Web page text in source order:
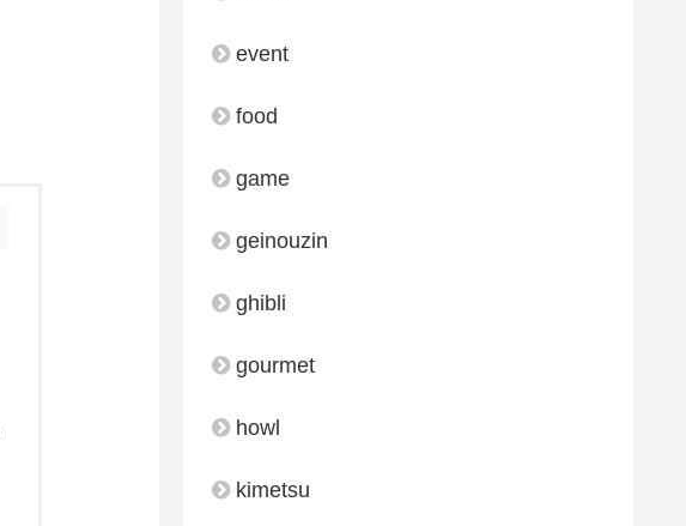
event
food
game
geinouzin
ghibli
gourmet
howl
kimetsu